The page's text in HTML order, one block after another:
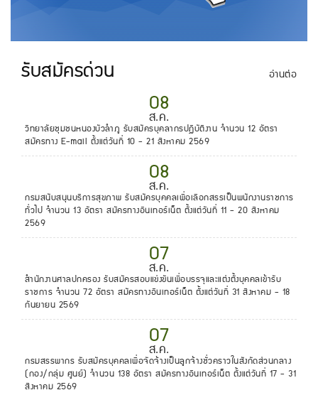
รับสมัครด่วน อ่านต่อ
08
ส.ค.
วิทยาลัยชุมชนหนองบัวลำภู รับสมัครบุคลากรปฏิบัติงาน จำนวน 12 อัตรา
สมัครทาง E-mail ตั้งแต่วันที่ 10 - 21 สิงหาคม 2569
08
ส.ค.
กรมสนับสนุนบริการสุขภาพ รับสมัครบุคคลเพื่อเลือกสรรเป็นพนักงานราชการ
ทั่วไป จำนวน 13 อัตรา สมัครทางอินเทอร์เน็ต ตั้งแต่วันที่ 11 - 20 สิงหาคม
2569
07
ส.ค.
สำนักงานศาลปกครอง รับสมัครสอบแข่งขันเพื่อบรรจุและแต่งตั้งบุคคลเข้ารับ
ราชการ จำนวน 72 อัตรา สมัครทางอินเทอร์เน็ต ตั้งแต่วันที่ 31 สิงหาคม - 18
กันยายน 2569
07
ส.ค.
กรมสรรพากร รับสมัครบุคคลเพื่อจัดจ้างเป็นลูกจ้างชั่วคราวในสังกัดส่วนกลาง
(กอง/กลุ่ม ศูนย์) จำนวน 138 อัตรา สมัครทางอินเทอร์เน็ต ตั้งแต่วันที่ 17 - 31
สิงหาคม 2569